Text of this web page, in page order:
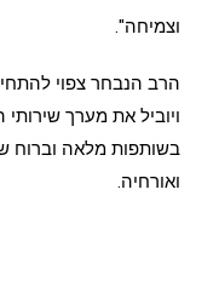
וצמיחה".
הרב הנבחר צפוי
ויוביל את מערך
בשותפות מלאה וברוח
ואורחיה.